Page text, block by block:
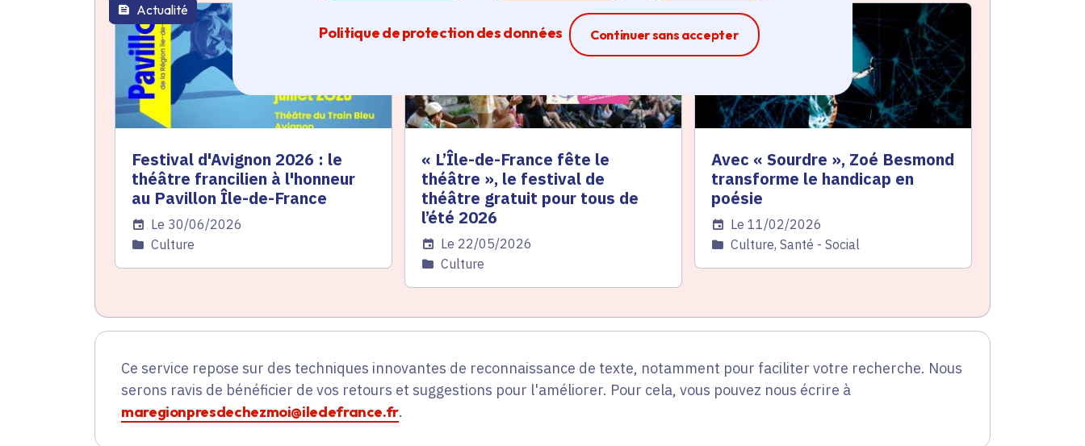
Politique de protection des données Continuer sans accepter
Ferme la modale
thématique active
Actualité
Festival d'Avignon 2026 : le
théâtre francilien à l'honneur
au Pavillon Île-de-France
Date de l'arrêté
Le 30/06/2026
Catégorie
Culture
« L’Île-de-France fête le
théâtre », le festival de
théâtre gratuit pour tous de
l’été 2026
Date de l'arrêté
Le 22/05/2026
Catégorie
Culture
thématique active
Actualité
Avec « Sourdre », Zoé Besmond
transforme le handicap en
poésie
Date de l'arrêté
Le 11/02/2026
Catégorie
Culture, Santé - Social
Ce service repose sur des techniques innovantes de reconnaissance de texte, notamment pour faciliter votre recherche. Nous
serons ravis de bénéficier de vos retours et suggestions pour l'améliorer. Pour cela, vous pouvez nous écrire à
maregionpresdechezmoi@iledefrance.fr.